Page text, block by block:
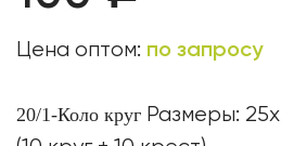
Цена оптом: по запросу
20/1-Коло круг Размеры: